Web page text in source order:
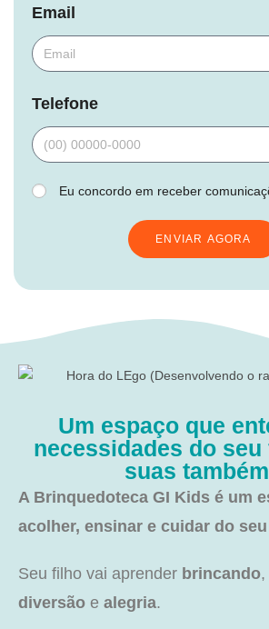
Email
Telefone
Eu concordo em receber
ENVIAR AGORA
Um espaço que
necessidades do seu
suas
A Brinquedoteca GI Kids é um
acolher, ensinar e cuidar do
Seu filho vai aprender brincando
diversão e alegria.